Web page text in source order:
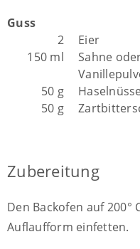
Guss
2
Eier
150 ml
Sahne
50 g
50 g
Zubereitung
Den Backofen auf 200°
Auflaufform einfetten.